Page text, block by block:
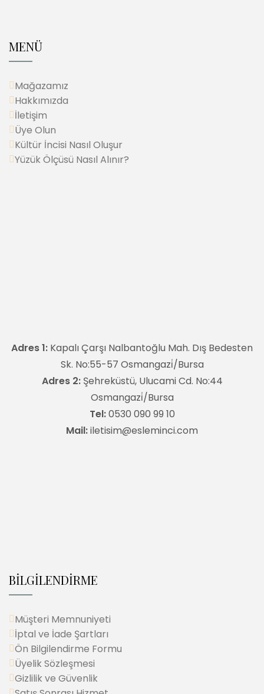
MENÜ
Mağazamız
Hakkımızda
İletişim
Üye Olun
Kültür İncisi Nasıl Oluşur
Yüzük Ölçüsü Nasıl Alınır?
Adres 1: Kapalı Çarşı Nalbantoğlu Mah. Dış Bedesten
Sk. No:55-57 Osmangazi̇/Bursa
Adres 2:Şehreküstü, Ulucami Cd. No:44
Osmangazi̇/Bursa
Tel:0530 090 99 10
Mail:iletisim@esleminci.com
BİLGİLENDİRME
Müşteri Memnuniyeti
İptal ve İade Şartları
Ön Bilgilendirme Formu
Üyelik Sözleşmesi
Gizlilik ve Güvenlik